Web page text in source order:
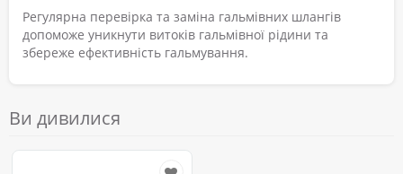
Регулярна перевірка та заміна гальмівних шлангів
допоможе уникнути витоків гальмівної рідини та
збереже ефективність гальмування.
Ви дивилися